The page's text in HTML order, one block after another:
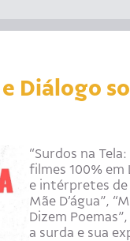
Diálogo
“Surdos na
filmes 100% em
e intérpretes de
Mãe D’água”,
Dizem
a surda e sua